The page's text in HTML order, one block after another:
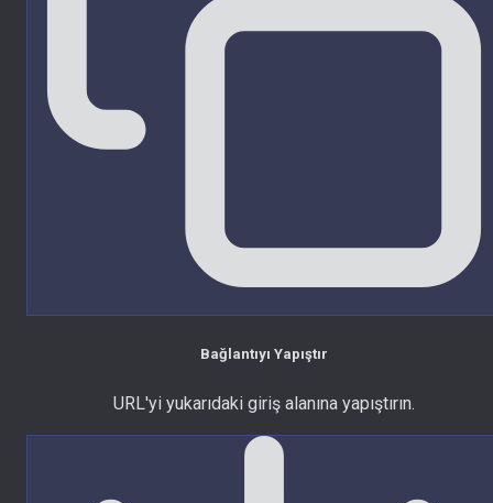
Bağlantıyı Yapıştır
URL'yi yukarıdaki giriş alanına yapıştırın.